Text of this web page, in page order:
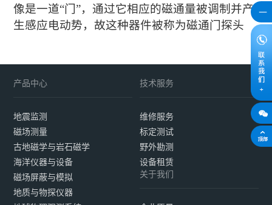
像是一道“门”，通过它相应的磁通量被调制并产
生感应电动势，故这种器件被称为磁通门探头
产品中心
地震监测
磁场测量
古地磁学与岩石磁学
海洋仪器与设备
磁场屏蔽与模拟
地质与物探仪器
技术服务
维修服务
标定测试
野外勘测
设备租赁
关于我们